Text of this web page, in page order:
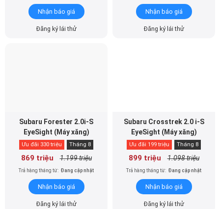
Nhận báo giá
Đăng ký lái thử
Nhận báo giá
Đăng ký lái thử
Subaru Forester 2.0i-S
EyeSight (Máy xăng)
Ưu đãi 330 triệu Tháng 8
869 triệu 1.199 triệu
Trả hàng tháng từ: Đang cập nhật
Nhận báo giá
Đăng ký lái thử
Subaru Crosstrek 2.0 i-S
EyeSight (Máy xăng)
Ưu đãi 199 triệu Tháng 8
899 triệu 1.098 triệu
Trả hàng tháng từ: Đang cập nhật
Nhận báo giá
Đăng ký lái thử